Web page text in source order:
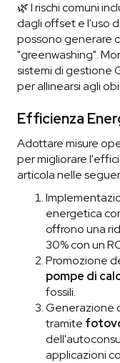
🌿 I rischi comuni
dagli offset e l'uso
possono generare
"greenwashing".
sistemi di gestione
per allinearsi agli
Efficienza
Adottare misure
per migliorare
articola nelle
energetica
offrono una
30% con un
Promozione
pompe di
fossili.
Generazione
tramite
applicazioni